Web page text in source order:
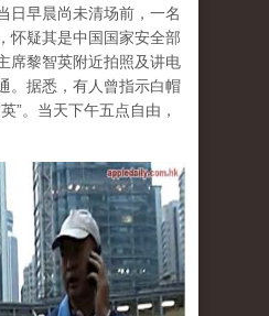
日早晨尚未清场前，一名
怀疑其是中国国家安全部
席黎智英附近拍照及讲电
。据悉，有人曾指示白帽
”。当天下午五点自由，